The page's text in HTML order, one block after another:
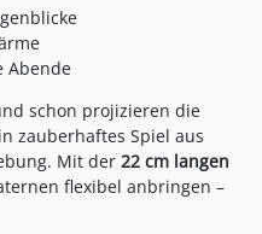
Abende
schon projizieren die
zauberhaftes Spiel aus
Mit der 22 cm langen
flexibel anbringen –